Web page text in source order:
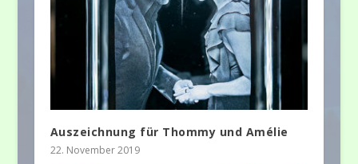
Auszeichnung für Thommy und Amélie
22. November 2019